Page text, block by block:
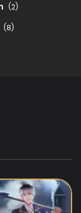
(2)
(8)